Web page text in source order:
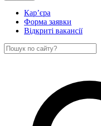
Кар’єра
Форма заявки
Відкриті вакансії